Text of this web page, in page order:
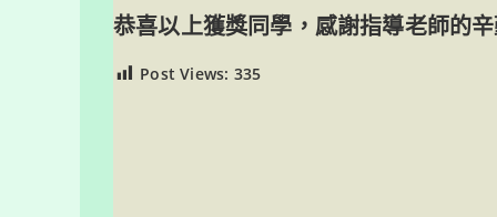
恭喜以上獲獎同學，感謝指導老師的
Post Views: 335